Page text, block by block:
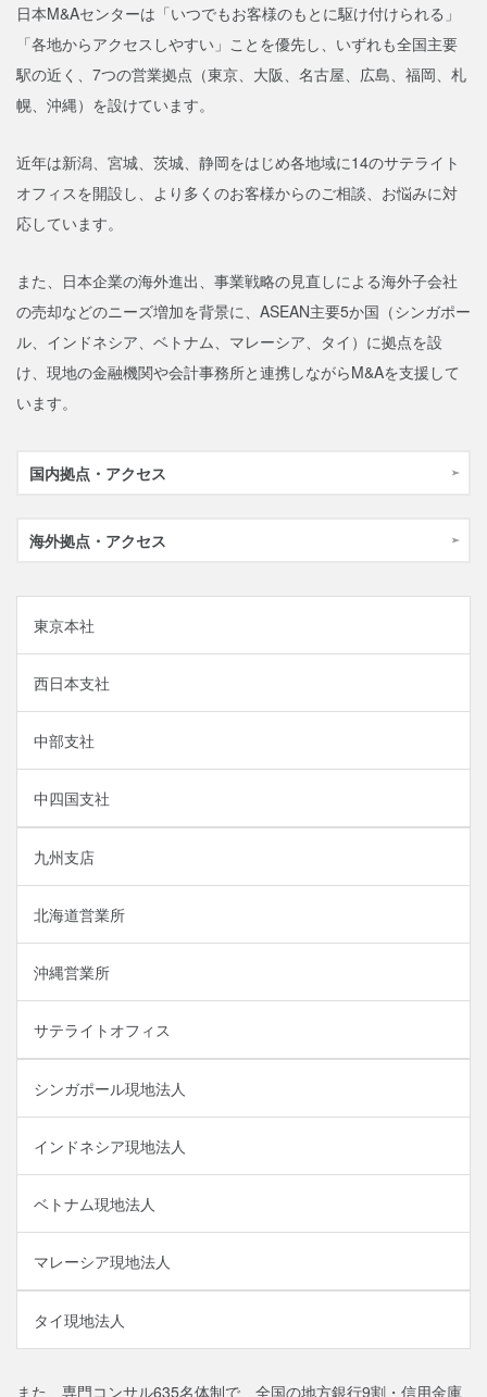
日本M&Aセンターは「いつでもお客様のもとに駆け付けられる」
「各地からアクセスしやすい」ことを優先し、いずれも全国主要
駅の近く、7つの営業拠点（東京、大阪、名古屋、広島、福岡、札
幌、沖縄）を設けています。
近年は新潟、宮城、茨城、静岡をはじめ各地域に14のサテライト
オフィスを開設し、より多くのお客様からのご相談、お悩みに対
応しています。
また、日本企業の海外進出、事業戦略の見直しによる海外子会社
の売却などのニーズ増加を背景に、ASEAN主要5か国（シンガポー
ル、インドネシア、ベトナム、マレーシア、タイ）に拠点を設
け、現地の金融機関や会計事務所と連携しながらM&Aを支援して
います。
国内拠点・アクセス
海外拠点・アクセス
東京本社
西日本支社
中部支社
中四国支社
九州支店
北海道営業所
沖縄営業所
サテライトオフィス
シンガポール現地法人
インドネシア現地法人
ベトナム現地法人
マレーシア現地法人
タイ現地法人
また、専門コンサル635名体制で、全国の地方銀行9割・信用金庫